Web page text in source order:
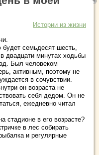
Истории из жизни
семьдесят шесть,
двадцати минутах ходьбы
Был человеком
активным, поэтому не
в сочувствии.
он возраста не
себя дедом. Он не
ежедневно читал
стадионе в его возрасте?
в лес собирать
и регулярные